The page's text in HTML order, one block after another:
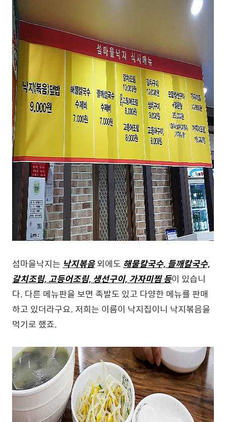
섬마을낙지는 낙지볶음외에도 해물칼국수, 들깨칼국수,
갈치조림, 고등어조림, 생선구이, 가자미찜 등이 있습니
다. 다른 메뉴판을 보면 족발도 있고 다양한 메뉴를 판매
하고 있더라구요. 저희는 이름이 낙지집이니 낙지볶음을
먹기로 했죠.